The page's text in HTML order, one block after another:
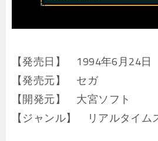
【発売日】 1994年6月24日
【発売元】 セガ
【開発元】 大宮ソフト
【ジャンル】 リアルタイム